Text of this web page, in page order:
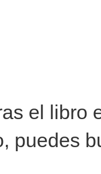
el libro
puedes